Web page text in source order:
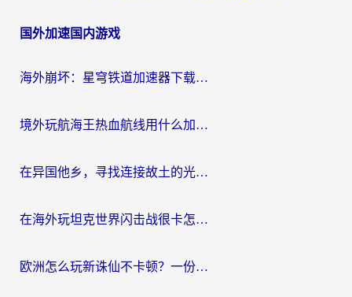
导
国外加速国内游戏
海外崩坏：星穹铁道加速器下载安装：一份给游子的终极网络指南
境外玩航海王热血航线用什么加速器？2026海外玩家实测最优方案（附欧洲问道堡垒前线加速技巧）
在异国他乡，寻找连接故土的光明大陆免费加速器
在海外玩坦克世界闪击战很卡怎么办？老玩家亲测有效的加速器选择指南
欧洲怎么玩新诛仙不卡顿？一份给海外游子的国服游戏畅玩指南